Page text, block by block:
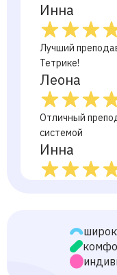
Инна
Лучший
Тетрике!
Леона
Отличный
системой
Инна
Амир